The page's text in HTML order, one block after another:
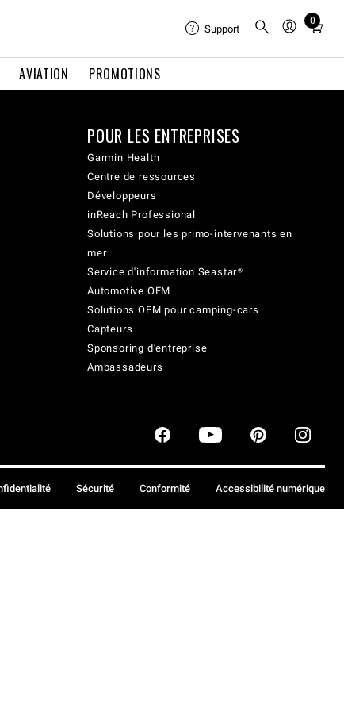
AVIATION PROMOTIONS
Support
0
Total
cart:
POUR LES ENTREPRISES
Garmin Health
Centre de ressources
Développeurs
inReach Professional
Solutions pour les primo-intervenants en
mer
Service d'information Seastar®
Automotive OEM
Solutions OEM pour camping-cars
Capteurs
Sponsoring d'entreprise
Ambassadeurs
Sécurité Conformité Accessibilité numérique